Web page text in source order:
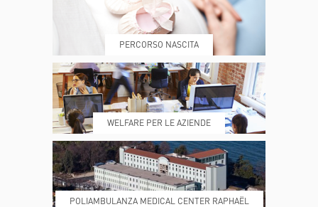
PRENOTA MY POLI
REFERTI REPARTI
DONA ORA MAGAZINE
PERCORSO NASCITA
WELFARE PER LE AZIENDE
POLIAMBULANZA MEDICAL CENTER RAPHAËL